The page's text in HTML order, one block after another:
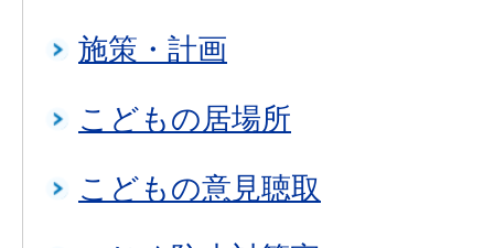
施策・計画
こどもの居場所
こどもの意見聴取